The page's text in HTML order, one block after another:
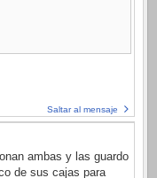
Saltar al mensaje
ambas y las guardo
de sus cajas para